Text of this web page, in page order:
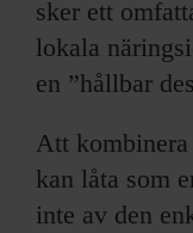
sker ett
lokala
en ”hållbar
Att kombinera
kan låta som
inte av den